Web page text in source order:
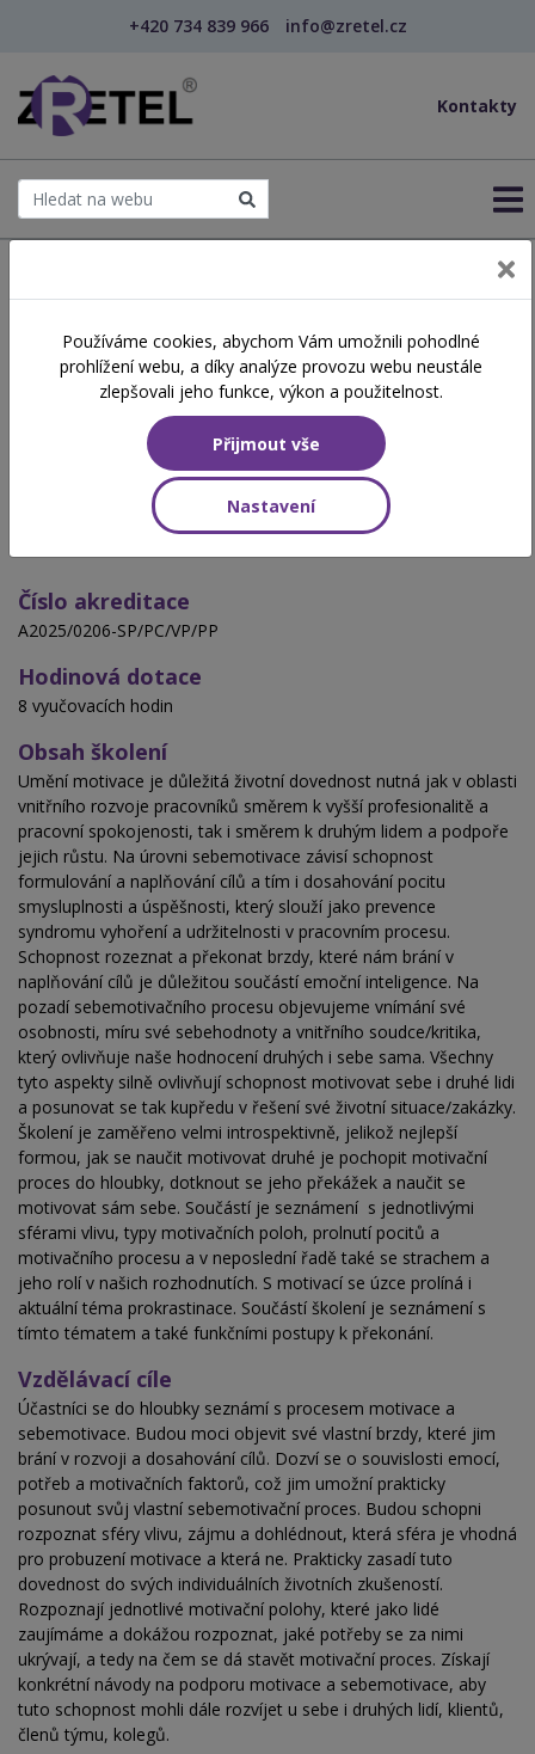
+420 734 839 966 info@zretel.cz
Kontakty
Sebemotivace, motivace,
prokrastinace – jak
překonat brzdy a podpořit
sebe i druhé v kontextu
sociální práce
Číslo akreditace
A2025/0206-SP/PC/VP/PP
Hodinová dotace
8 vyučovacích hodin
Obsah školení
Umění motivace je důležitá životní dovednost nutná jak v oblasti
vnitřního rozvoje pracovníků směrem k vyšší profesionalitě a
pracovní spokojenosti, tak i směrem k druhým lidem a podpoře
jejich růstu. Na úrovni sebemotivace závisí schopnost
formulování a naplňování cílů a tím i dosahování pocitu
smysluplnosti a úspěšnosti, který slouží jako prevence
syndromu vyhoření a udržitelnosti v pracovním procesu.
Schopnost rozeznat a překonat brzdy, které nám brání v
naplňování cílů je důležitou součástí emoční inteligence. Na
pozadí sebemotivačního procesu objevujeme vnímání své
osobnosti, míru své sebehodnoty a vnitřního soudce/kritika,
který ovlivňuje naše hodnocení druhých i sebe sama. Všechny
tyto aspekty silně ovlivňují schopnost motivovat sebe i druhé lidi
a posunovat se tak kupředu v řešení své životní situace/zakázky.
Školení je zaměřeno velmi introspektivně, jelikož nejlepší
formou, jak se naučit motivovat druhé je pochopit motivační
proces do hloubky, dotknout se jeho překážek a naučit se
motivovat sám sebe. Součástí je seznámení s jednotlivými
sférami vlivu, typy motivačních poloh, prolnutí pocitů a
motivačního procesu a v neposlední řadě také se strachem a
jeho rolí v našich rozhodnutích. S motivací se úzce prolíná i
aktuální téma prokrastinace. Součástí školení je seznámení s
tímto tématem a také funkčními postupy k překonání.
Vzdělávací cíle
Účastníci se do hloubky seznámí s procesem motivace a
sebemotivace. Budou moci objevit své vlastní brzdy, které jim
brání v rozvoji a dosahování cílů. Dozví se o souvislosti emocí,
potřeb a motivačních faktorů, což jim umožní prakticky
posunout svůj vlastní sebemotivační proces. Budou schopni
rozpoznat sféry vlivu, zájmu a dohlédnout, která sféra je vhodná
pro probuzení motivace a která ne. Prakticky zasadí tuto
dovednost do svých individuálních životních zkušeností.
Rozpoznají jednotlivé motivační polohy, které jako lidé
zaujímáme a dokážou rozpoznat, jaké potřeby se za nimi
ukrývají, a tedy na čem se dá stavět motivační proces. Získají
konkrétní návody na podporu motivace a sebemotivace, aby
tuto schopnost mohli dále rozvíjet u sebe i druhých lidí, klientů,
členů týmu, kolegů.
Používáme cookies, abychom Vám umožnili pohodlné
prohlížení webu, a díky analýze provozu webu neustále
zlepšovali jeho funkce, výkon a použitelnost.
Přijmout vše
Nastavení